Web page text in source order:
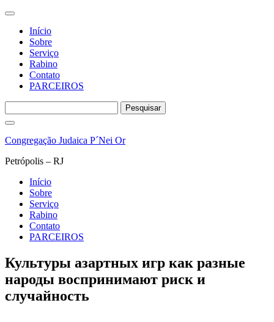
Início
Sobre
Serviço
Rabino
Contato
PARCEIROS
por:
Pular
o
Congregação Judaica P´Nei Or
Petrópolis – RJ
Início
Sobre
Serviço
Rabino
Contato
PARCEIROS
Культуры азартных игр как разные
народы воспринимают риск и
случайность